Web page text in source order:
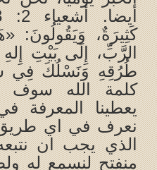
كَثِيرَةٌ، وَيَقُولُونَ:
الرَّبِّ، إِلَى بَيْتِ
طُرُقِهِ وَنَسْلُكَ فِي
كلمة الله سوف
يعطينا المعرفة
نعرف في اي
الذي يجب ان